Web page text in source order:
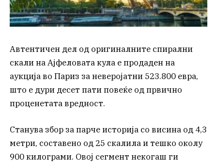
Автентичен дел од оригиналните спирални
скали на Ајфеловата кула е продаден на
аукција во Париз за неверојатни 523.800 евра,
што е дури десет пати повеќе од првично
проценетата вредност.
Станува збор за парче историја со висина од 4,3
метри, составено од 25 скалила и тешко околу
900 килограми. Овој сегмент некогаш ги